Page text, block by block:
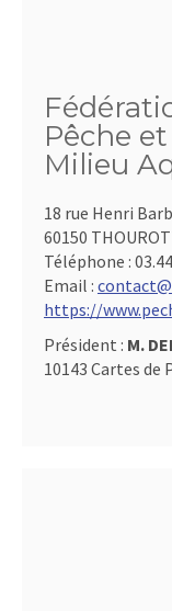
Pêche
Milieu
18 rue Henri
60150
Téléphone :
Email :
https://
Président : M.
10143 Cartes de